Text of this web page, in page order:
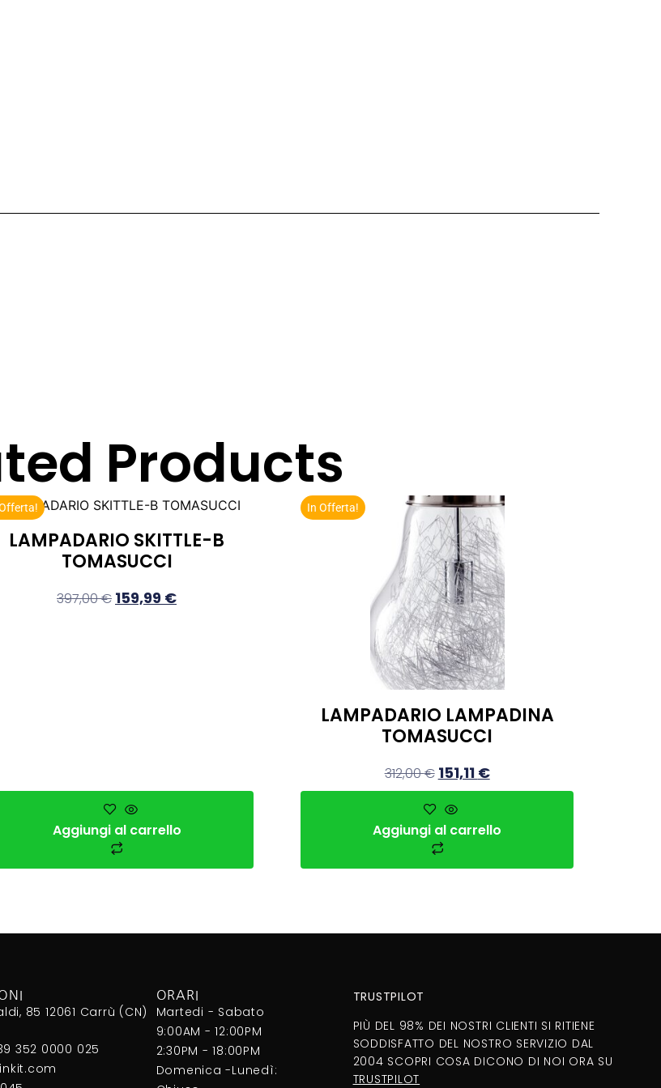
Products
LAMPADARIO SKITTLE-B
TOMASUCCI
397,00€ 159,99 €
Aggiungi al carrello
In Offerta!
LAMPADARIO LAMPADINA
TOMASUCCI
312,00€ 151,11 €
Aggiungi al carrello
85 12061 Carrù (CN)
352 0000 025
ORARI
Martedi - Sabato
9:00AM - 12:00PM
2:30PM - 18:00PM
Domenica -Lunedì:
TRUSTPILOT
PIÙ DEL 98% DEI NOSTRI CLIENTI SI RITIENE
SODDISFATTO DEL NOSTRO SERVIZIO DAL
2004 SCOPRI COSA DICONO DI NOI ORA SU
TRUSTPILOT